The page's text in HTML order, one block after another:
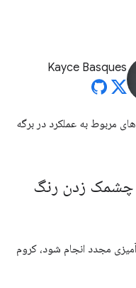
Kayce Basques
مربوط به عملکرد در برگه
چشمک زدن رنگ
مجدد انجام شود، کروم